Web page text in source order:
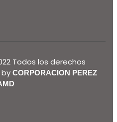
Todos los derechos
CORPORACION PEREZ